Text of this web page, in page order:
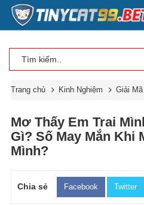
Trang chủ Kinh Nghiệm Giải
Mơ Thấy Em Trai
Gì? Số May Mắn Khi
Mình?
Chia sẻ Facebook Twitter